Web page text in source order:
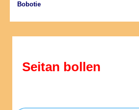
Bobotie
Seitan bollen